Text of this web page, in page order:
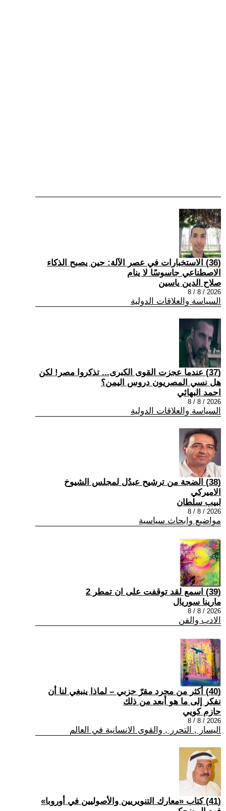
(36) الاستخبارات في عصر الآلة: حين يصبح الذكاء
الاصطناعي جاسوسًا لا ينام
صلاح الدين ياسين
2026 / 8 / 8
السياسة والعلاقات الدولية
(37) عندما عجزت القوى الكبرى... تذكروا مصر! لكن
هل نسي المصريون دروس اليمن؟
احمد البهائي
2026 / 8 / 8
السياسة والعلاقات الدولية
(38) الضجة من ترشيح عبدُل لمجلس الشيوخ
الاميركي
لبيب سلطان
2026 / 8 / 8
مواضيع وابحاث سياسية
(39) اسمع لقد توقفت على ان تمطر 2
مارينا سوريال
2026 / 8 / 8
الادب والفن
(40) أكثر من مجرد مقرّ حزبي – لماذا ينبغي لنا أن
نفكر إلى ما هو أبعد من ذلك
حازم كويي
2026 / 8 / 8
اليسار , التحرر , والقوى الانسانية في العالم
(41) كتاب «معارك التنويريين والأصوليين في أوروبا»